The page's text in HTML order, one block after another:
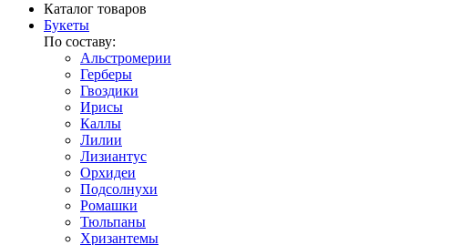
Каталог товаров
Букеты
По составу:
Альстромерии
Герберы
Гвоздики
Ирисы
Каллы
Лилии
Лизиантус
Орхидеи
Подсолнухи
Ромашки
Тюльпаны
Хризантемы